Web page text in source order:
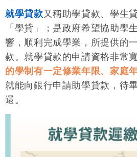
就學貸款又稱助學貸款、學生
「學貸」；是政府希望協助學
響，順利完成學業，所提供的
款。就學貸款的申請資格非常
的學制有一定修業年限、家庭
就能向銀行申請助學貸款，待
還。